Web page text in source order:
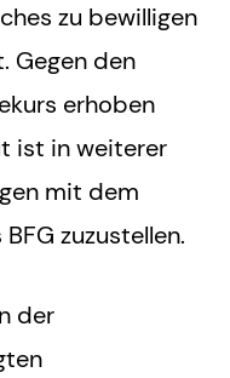
zu bewilligen
Gegen den
erhoben
ist in weiterer
mit dem
zuzustellen.
der